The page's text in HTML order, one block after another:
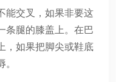
能交叉，如果非要这
条腿的膝盖上。在巴
，如果把脚尖或鞋底